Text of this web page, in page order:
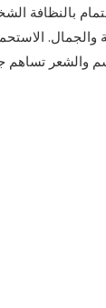
بالنظافة
والشعر